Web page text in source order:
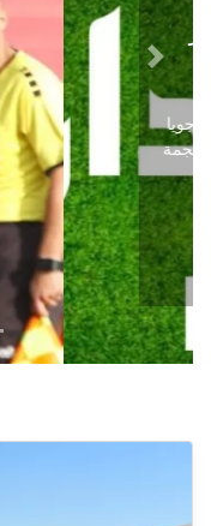
حكاية
محسن
الأولى
بعد موسم
الدرجة
حسم ل...
إقرأ
Previous